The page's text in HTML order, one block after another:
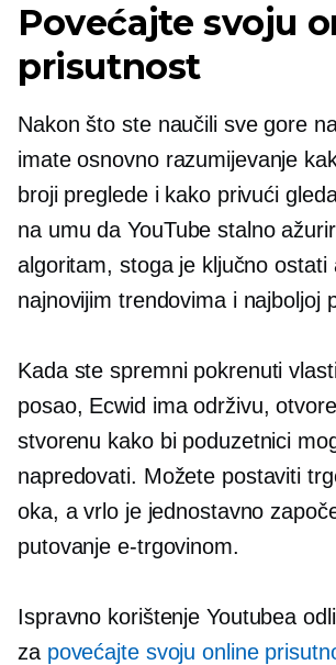
Povećajte svoju
prisutnost
Nakon što ste naučili sve gore
imate osnovno razumijevanje
broji preglede i kako privući
na umu da YouTube stalno
algoritam, stoga je ključno ostati
najnovijim trendovima i najboljoj
Kada ste spremni pokrenuti
posao, Ecwid ima održivu,
stvorenu kako bi poduzetnici
napredovati. Možete postaviti
oka, a vrlo je jednostavno
putovanje e-trgovinom.
Ispravno korištenje Youtubea
za povećajte svoju online